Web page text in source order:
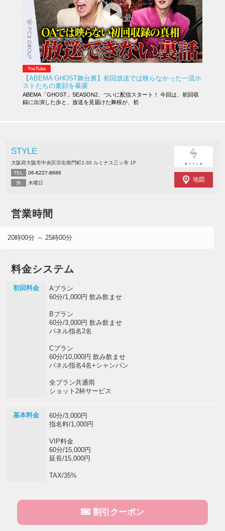
【ABEMA GHOST舞台裏】初回放送では映らなかった一流ホ
ストたちの素顔を暴露
ABEMA「GHOST」SEASON2、ついに配信スタート！ 今回は、初回収
録に出演した歩と、放送を見届けた舞桜が、初
STYLE
大阪府大阪市中央区宗右衛門町2-30 ルミナス三ッ寺 1F
TEL
06-6227-8686
休
木曜日 地図
営業時間
20時00分 ～ 25時00分
料金システム
初回料金
Aプラン
60分/1,000円 飲み飲ませ
Bプラン
60分/3,000円 飲み飲ませ
パネル指名2名
Cプラン
60分/10,000円 飲み飲ませ
パネル指名4名+シャンパン
全プラン共通雨
ショット2杯サービス
基本料金
60分/3,000円
指名料/1,000円
VIP料金
60分/15,000円
延長/15,000円
TAX/35%
割引クーポン